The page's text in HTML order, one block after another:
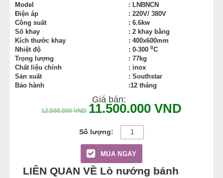
Model
: LNBNCN
Điện áp
: 220V/ 380V
Công suất
: 6.6kw
Số khay
: 2 khay bằng
Kích thước khay
: 400x600mm
Nhiệt độ
: 0-300 0C
Trọng lượng
: 77kg
Chất liệu chính
: inox
Sản xuất
: Southstar
Bảo hành
:12 tháng
Giá bán:
12.500.000VND 11.500.000 VND
MUA NGAY
LIÊN QUAN VỀ Lò nướng bánh
DÂY CHUYỀN LÀM BÁNH BAO
DÂY CHUYỀN LÀM BÁNH TRUNG THU
THIẾT BỊ VIỄN ĐÔNG